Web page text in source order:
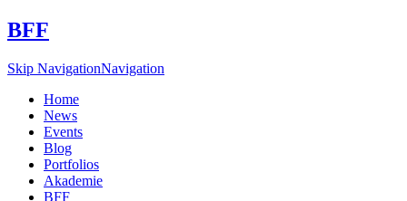
BFF
Skip NavigationNavigation
Home
News
Events
Blog
Portfolios
Akademie
BFF